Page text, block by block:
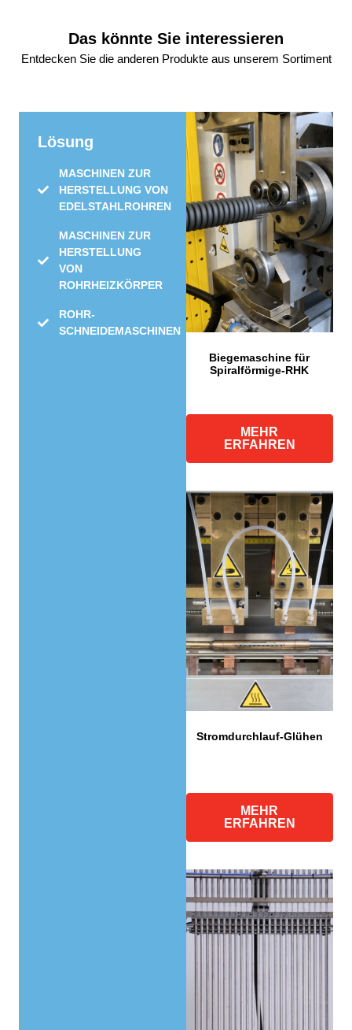
Das könnte Sie interessieren
Entdecken Sie die anderen Produkte aus unserem Sortiment
Lösung
MASCHINEN ZUR
HERSTELLUNG VON
EDELSTAHLROHREN
MASCHINEN ZUR
HERSTELLUNG
VON
ROHRHEIZKÖRPER
ROHR-
SCHNEIDEMASCHINEN
Biegemaschine für
Spiralförmige-RHK
MEHR
ERFAHREN
Stromdurchlauf-Glühen
MEHR
ERFAHREN